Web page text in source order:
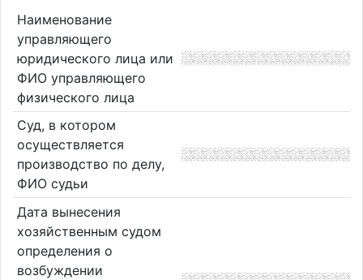
Наименование
управляющего
юридического лица или
ФИО управляющего
физического лица
Суд, в котором
осуществляется
производство по делу,
ФИО судьи
Дата вынесения
хозяйственным судом
определения о
возбуждении